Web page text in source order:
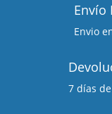
Envío
Envio
7 días